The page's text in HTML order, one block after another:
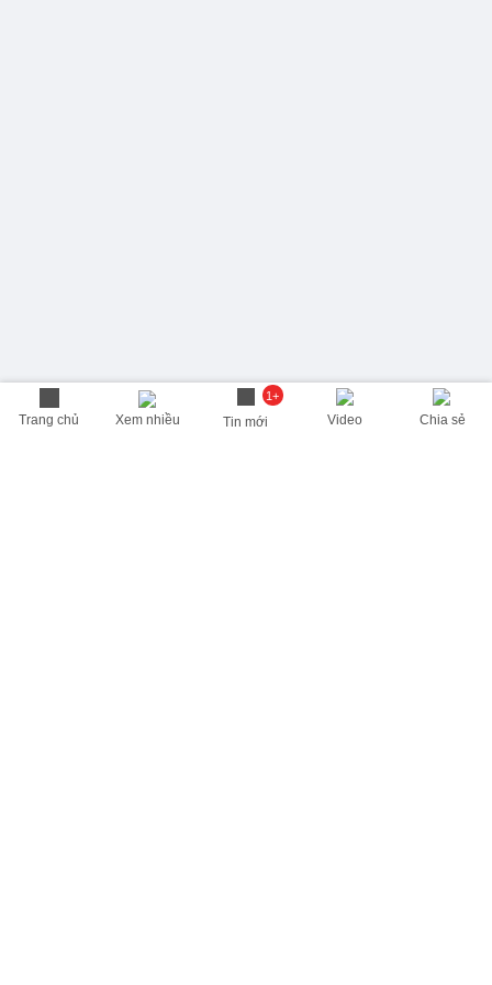
Trang chủ Xem nhiều
1+
Tin mới Video Chia sẻ